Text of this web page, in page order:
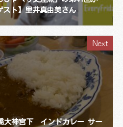
スト】里井真由美さん
Next
大神宮下 インドカレー サー